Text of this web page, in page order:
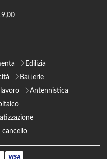
Edilizia
Batterie
Antennistica
cancello